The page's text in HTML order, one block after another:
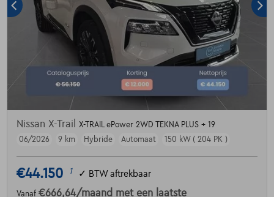
Nissan X-Trail
X-TRAIL ePower 2WD TEKNA PLUS + 19
06/2026
9 km Hybride Automaat 150 kW ( 204 PK )
€44.150 1 ✓ BTW aftrekbaar
Vanaf €666,64/maand met een laatste